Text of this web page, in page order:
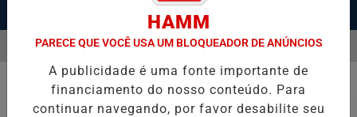
Pesquisar Notícia
SÃO VICENTE E GUARUJÁ MELHORAM DESEMPENHO
EM ALTA
MENU
Economia
HAMM
PARECE QUE VOCÊ USA UM BLOQUEADOR DE ANÚNCIOS
A publicidade é uma fonte importante de
financiamento do nosso conteúdo. Para
continuar navegando, por favor desabilite seu